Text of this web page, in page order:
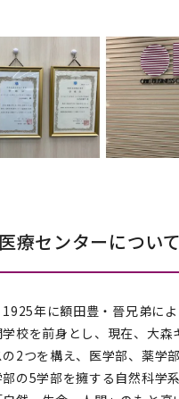
療センターについて
年に額田豊・晉兄弟に
校を前身とし、現在、大森
2つを構え、医学部、薬学
の5学部を擁する自然科学系